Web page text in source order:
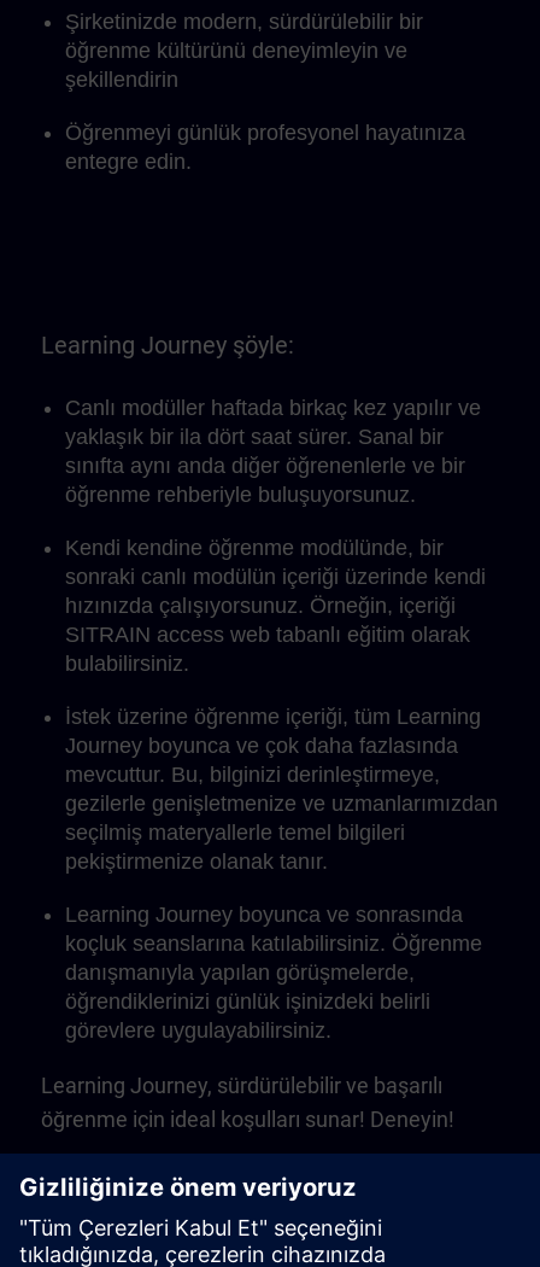
Şirketinizde modern, sürdürülebilir bir
öğrenme kültürünü deneyimleyin ve
şekillendirin
Öğrenmeyi günlük profesyonel hayatınıza
entegre edin.
Learning Journey şöyle:
Canlı modüller haftada birkaç kez yapılır ve
yaklaşık bir ila dört saat sürer. Sanal bir
sınıfta aynı anda diğer öğrenenlerle ve bir
öğrenme rehberiyle buluşuyorsunuz.
Kendi kendine öğrenme modülünde, bir
sonraki canlı modülün içeriği üzerinde kendi
hızınızda çalışıyorsunuz. Örneğin, içeriği
SITRAIN access web tabanlı eğitim olarak
bulabilirsiniz.
İstek üzerine öğrenme içeriği, tüm Learning
Journey boyunca ve çok daha fazlasında
mevcuttur. Bu, bilginizi derinleştirmeye,
gezilerle genişletmenize ve uzmanlarımızdan
seçilmiş materyallerle temel bilgileri
pekiştirmenize olanak tanır.
Learning Journey boyunca ve sonrasında
koçluk seanslarına katılabilirsiniz. Öğrenme
danışmanıyla yapılan görüşmelerde,
öğrendiklerinizi günlük işinizdeki belirli
görevlere uygulayabilirsiniz.
Learning Journey, sürdürülebilir ve başarılı
öğrenme için ideal koşulları sunar! Deneyin!